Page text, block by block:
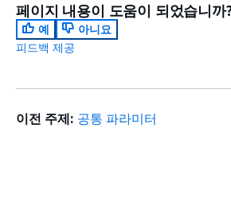
페이지 내용이 도움이 되었습니까
예
아니요
피드백 제공
이전 주제: 공통 파라미터